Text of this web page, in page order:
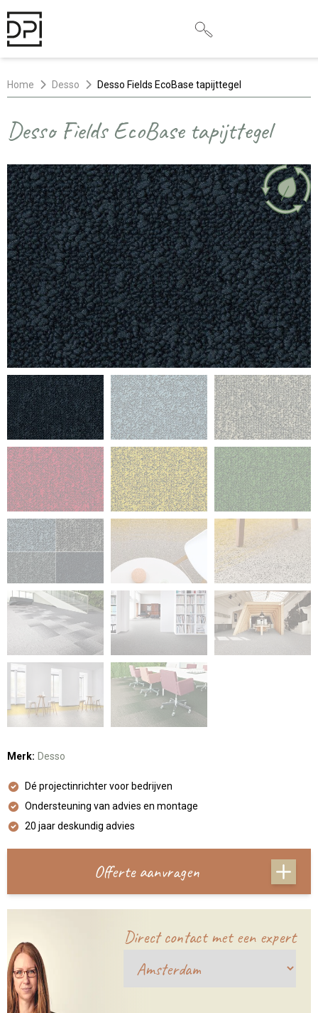
Home Desso Desso Fields EcoBase tapijttegel
Desso Fields EcoBase tapijttegel
Merk: Desso
Dé projectinrichter voor bedrijven
Ondersteuning van advies en montage
20 jaar deskundig advies
Offerte aanvragen
Direct contact met een expert